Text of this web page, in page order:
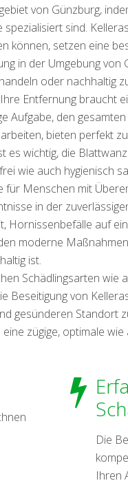
von Günzburg,
sind.
können, setzen eine
in der Umgebung
oder nachhaltig
Entfernung braucht
den
bieten perfekt
wichtig, die
wie auch hygienisch
Menschen mit
in der
Hornissenbefälle auf
moderne
ist.
Schädlingsarten wie
Beseitigung von
gesünderen Standort
zügige, optimale
Die
Ihren